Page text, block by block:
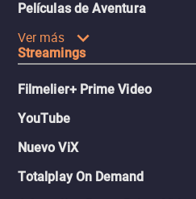
Películas de Aventura
Ver más
Streamings
Filmelier+ Prime Video
YouTube
Nuevo ViX
Totalplay On Demand